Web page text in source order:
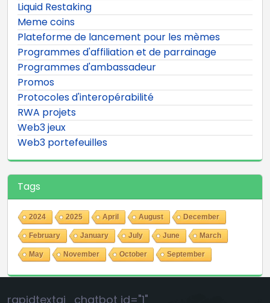
Liquid Restaking
Meme coins
Plateforme de lancement pour les mèmes
Programmes d'affiliation et de parrainage
Programmes d'ambassadeur
Promos
Protocoles d'interopérabilité
RWA projets
Web3 jeux
Web3 portefeuilles
Tags
2024 2025 April August December
February January July June March
May November October September
rapidtextai_chatbot id="1"